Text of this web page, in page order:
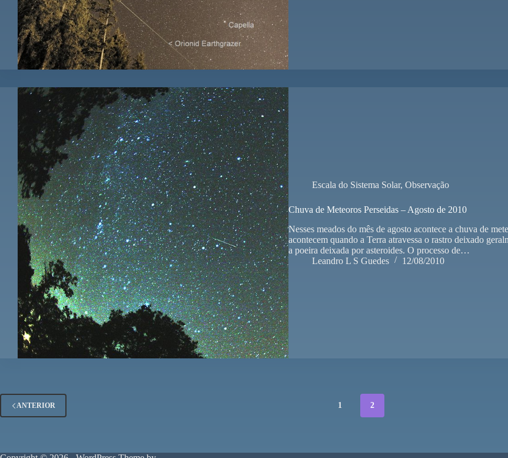
Escala do Sistema Solar, Observação
Chuva de Meteoros Perseidas – Agosto de 2010
Nesses meados do mês de agosto acontece a chuva de
acontecem quando a Terra atravessa o rastro deixado
a poeira deixada por asteroides. O processo de…
Leandro L S Guedes
12/08/2010
ANTERIOR 1 2